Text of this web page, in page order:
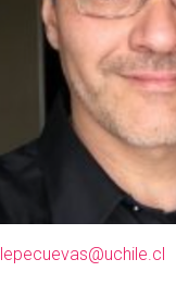
lepecuevas@uchile.cl